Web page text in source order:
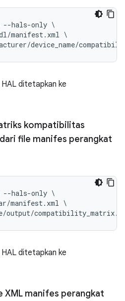
--hals-only \
manifest.xml \
ditetapkan ke
kompatibilitas
file manifes perangkat
--hals-only \
manifest.xml \
ditetapkan ke
XML manifes perangkat